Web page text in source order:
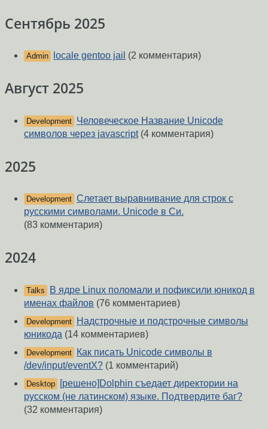
Сентябрь 2025
Admin locale gentoo jail (2 комментария)
Август 2025
Development Человеческое Название Unicode
символов через javascript(4 комментария)
2025
Development Слетает выравнивание для строк с
русскими символами. Unicode в Си.
(83 комментария)
2024
Talks
В ядре Linux поломали и пофиксили юникод в
именах файлов (76 комментариев)
Development
Надстрочные и подстрочные символы
юникода (14 комментариев)
Development
Как писать Unicode символы в
/dev/input/eventX? (1 комментарий)
Desktop
[решено]Dolphin съедает директории на
русском (не латинском) языке. Подтвердите баг?
(32 комментария)